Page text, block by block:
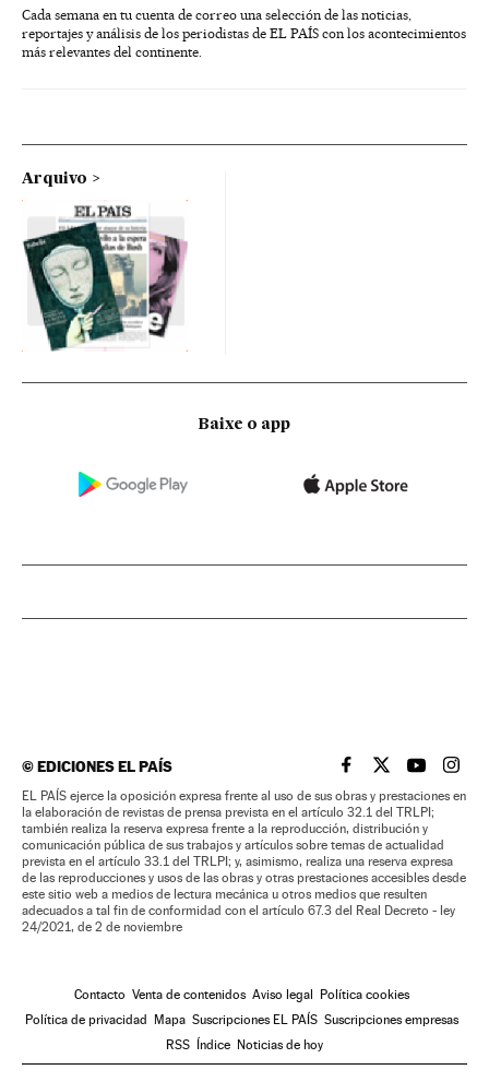
Cada semana en tu cuenta de correo una selección de las noticias,
reportajes y análisis de los periodistas de EL PAÍS con los acontecimientos
más relevantes del continente.
Arquivo
Baixe o app
©EDICIONES EL PAÍS EL PAÍS BRASIL EN
EL PAÍSEL PAÍS
EL
EL PAÍS ejerce la oposición expresa frente al uso de sus obras y prestaciones en
la elaboración de revistas de prensa prevista en el artículo 32.1 del TRLPI;
también realiza la reserva expresa frente a la reproducción, distribución y
comunicación pública de sus trabajos y artículos sobre temas de actualidad
prevista en el artículo 33.1 del TRLPI; y, asimismo, realiza una reserva expresa
de las reproducciones y usos de las obras y otras prestaciones accesibles desde
este sitio web a medios de lectura mecánica u otros medios que resulten
adecuados a tal fin de conformidad con el artículo 67.3 del Real Decreto - ley
24/2021, de 2 de noviembre
Contacto Venta de contenidos Aviso legal
Política cookies
Política de privacidad
Mapa Suscripciones EL PAÍS Suscripciones empresas
RSS
Índice Noticias de hoy